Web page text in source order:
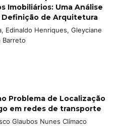
Imobiliários: Uma Análise
de Arquitetura
Edinaldo Henriques, Gleyciane
Barreto
Problema de Localização
em redes de transporte
Glaubos Nunes Clímaco